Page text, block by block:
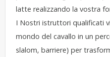
latte realizzando la vostra
I Nostri istruttori qualificati
mondo del cavallo in un
slalom, barriere) per